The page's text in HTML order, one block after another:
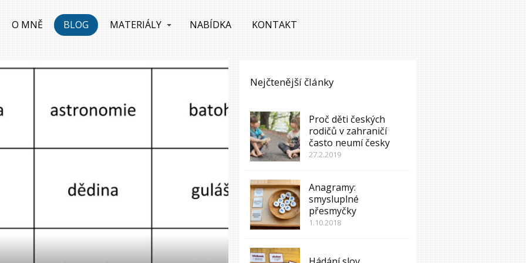
O MNĚ BLOG MATERIÁLY NABÍDKA KONTAKT
Nejčtenější články
Proč děti českých
rodičů v zahraničí
často neumí česky
27.2.2019
Anagramy:
smysluplné
přesmyčky
1.10.2018